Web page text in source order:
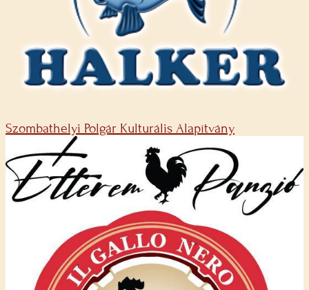
Szombathelyi Polgár Kulturális Alapítvány